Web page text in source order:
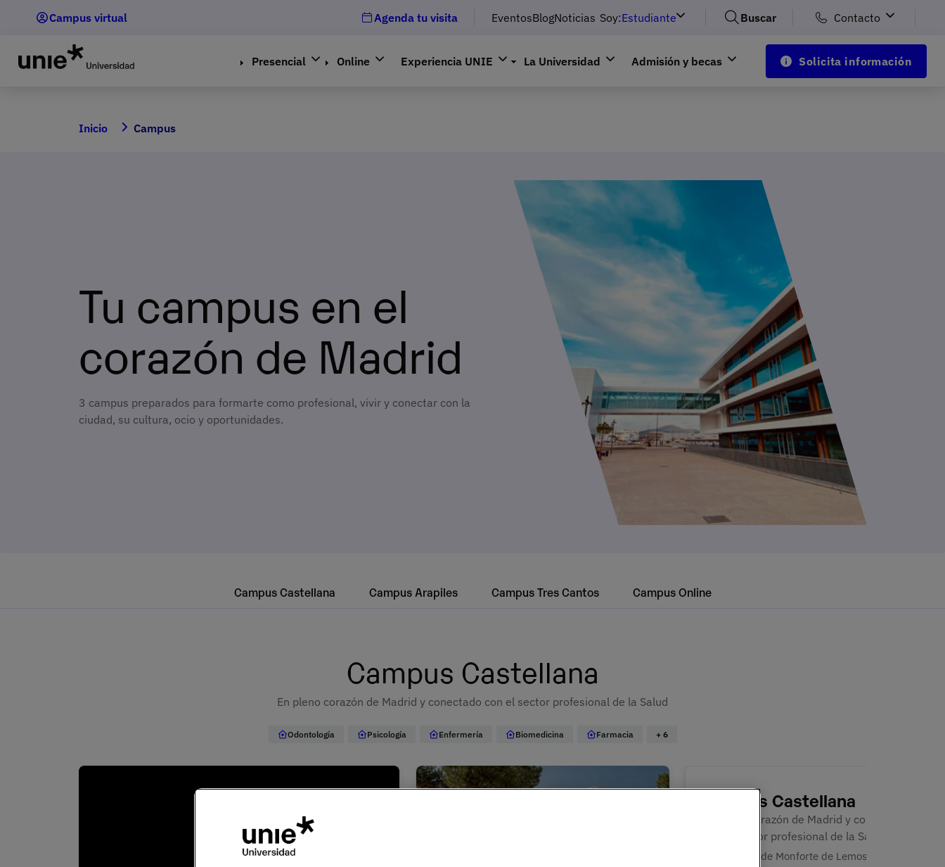
principal
Campus virtual Agenda tu visita EventosBlogNoticias Soy:Estudiante Buscar Contacto
Presencial Online Experiencia UNIE La Universidad Admisión y becas Solicita información
Inicio Campus
Tu campus en el
corazón de Madrid
3 campus preparados para formarte como profesional, vivir y conectar con la
ciudad, su cultura, ocio y oportunidades.
Campus Castellana Campus Arapiles Campus Tres Cantos Campus Online
Campus Castellana
En pleno corazón de Madrid y conectado con el sector profesional de la Salud
Odontología Psicología Enfermería Biomedicina Farmacia + 6
Campus Castellana
En pleno corazón de Madrid y conectado
con el sector profesional de la Salud.
Avenida de Monforte de Lemos, 28